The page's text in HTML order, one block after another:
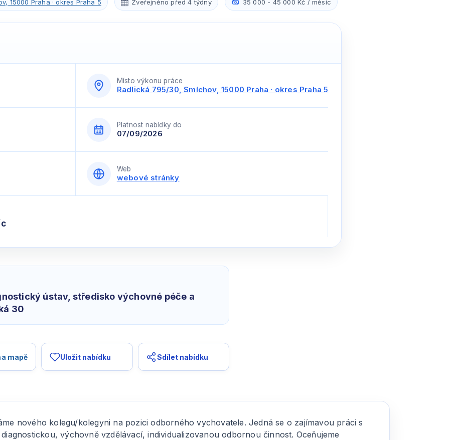
15000 Praha · okres Praha 5 Zveřejněno před 4 týdny 35 000 - 45 000 Kč / měsíc
Místo výkonu práce
Radlická 795/30, Smíchov, 15000 Praha · okres Praha 5
Platnost nabídky do
07/09/2026
Web
webové stránky
ústav, středisko výchovné péče a
30
mapě Uložit nabídku Sdílet nabídku
nového kolegu/kolegyni na pozici odborného vychovatele. Jedná se o zajímavou práci s
výchovně vzdělávací, individualizovanou odbornou činnost. Oceňujeme